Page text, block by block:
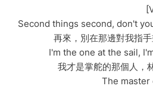
Second things second, don't
再來，別在那邊對我指
I'm the one at the sail,
我才是掌舵的那個人，
The master